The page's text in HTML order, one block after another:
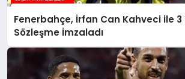
Fenerbahçe, İrfan Can Kahveci ile 3
Sözleşme İmzaladı